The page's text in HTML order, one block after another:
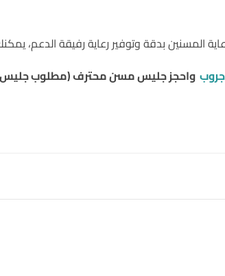
المسنين بدقة وتوفير رعاية رفيقة
جروب واحجز جليس مسن محترف (مطلوب